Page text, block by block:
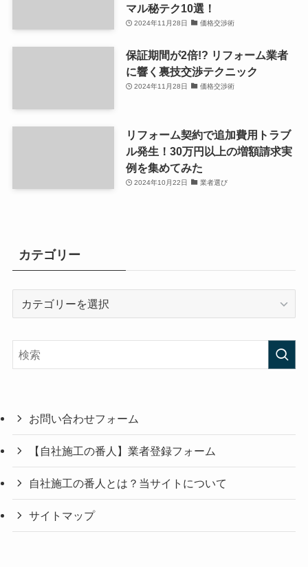
マル秘テク10選！
2024年11月28日 価格交渉術
保証期間が2倍!? リフォーム業者
に響く裏技交渉テクニック
2024年11月28日 価格交渉術
リフォーム契約で追加費用トラブ
ル発生！30万円以上の増額請求実
例を集めてみた
2024年10月22日 業者選び
カテゴリー
リ
ー
お問い合わせフォーム
【自社施工の番人】業者登録フォーム
自社施工の番人とは？当サイトについて
サイトマップ